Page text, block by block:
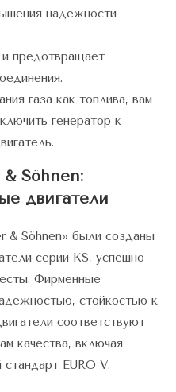
надежности
предотвращает
газа как топлива, вам
генератор к
Söhnen:
двигатели
& Söhnen» были созданы
серии KS, успешно
Фирменные
стойкостью к
соответствуют
качества, включая
EURO V.